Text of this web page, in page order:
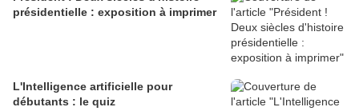
présidentielle : exposition à imprimer
L'Intelligence artificielle pour
débutants : le quiz